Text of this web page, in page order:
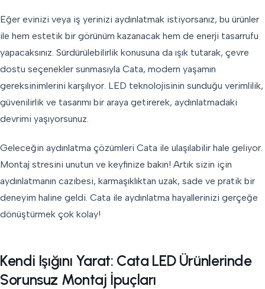
Eğer evinizi veya iş yerinizi aydınlatmak istiyorsanız, bu ürünler
ile hem estetik bir görünüm kazanacak hem de enerji tasarrufu
yapacaksınız. Sürdürülebilirlik konusuna da ışık tutarak, çevre
dostu seçenekler sunmasıyla Cata, modern yaşamın
gereksinimlerini karşılıyor. LED teknolojisinin sunduğu verimlilik,
güvenilirlik ve tasarımı bir araya getirerek, aydınlatmadaki
devrimi yaşıyorsunuz.
Geleceğin aydınlatma çözümleri Cata ile ulaşılabilir hale geliyor.
Montaj stresini unutun ve keyfinize bakın! Artık sizin için
aydınlatmanın cazibesi, karmaşıklıktan uzak, sade ve pratik bir
deneyim haline geldi. Cata ile aydınlatma hayallerinizi gerçeğe
dönüştürmek çok kolay!
Kendi Işığını Yarat: Cata LED Ürünlerinde
Sorunsuz Montaj İpuçları